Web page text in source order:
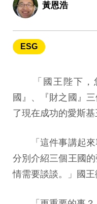
黃恩浩
ESG
「國王陛下，
國』、『財之國』
了現在成功的愛斯基
「這件事講起來
分別介紹三個王國
情需要談談。」國王